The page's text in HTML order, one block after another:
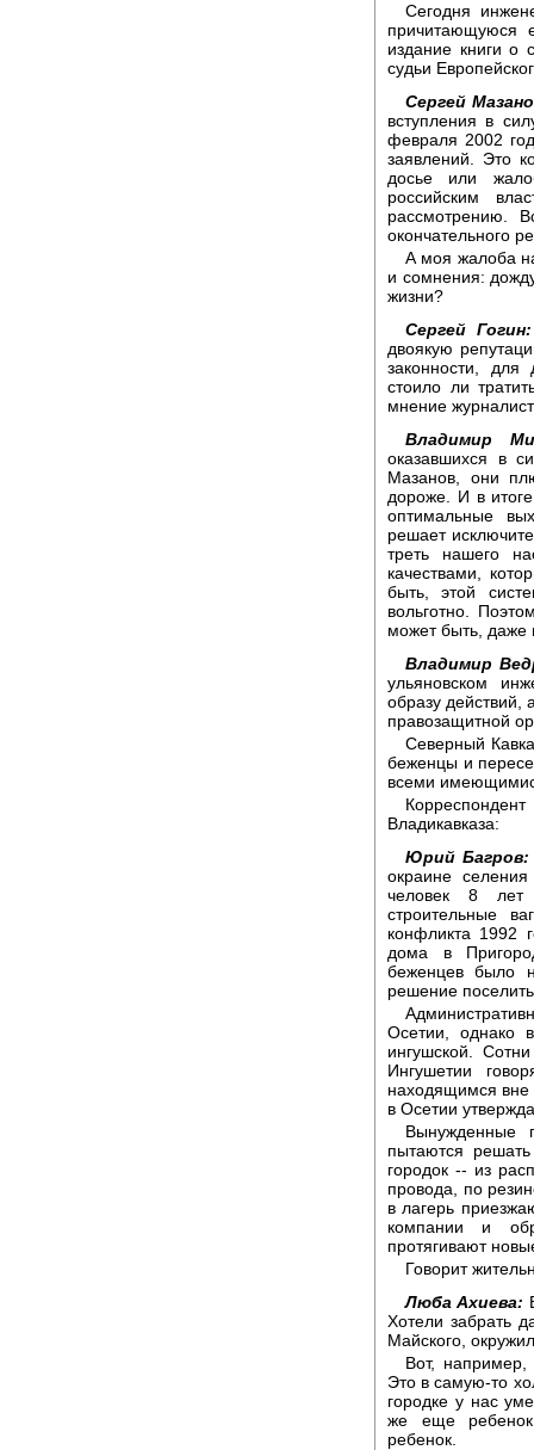
Сегодня
причитающуюся
издание книги о
судьи
Сергей
вступления в
февраля 2002
заявлений. Это
досье или
российским
рассмотрению.
окончательного
А моя жалоба
и сомнения:
жизни?
Сергей Гогин:
двоякую
законности,
стоило ли
мнение
Владимир
оказавшихся в
Мазанов, они
дороже. И в
оптимальные
решает
треть нашего
качествами,
быть, этой
вольготно.
может быть, даже
Владимир
ульяновском
образу
правозащитной
Северный
беженцы и
всеми
Владикавказа:
Юрий Багров:
окраине
человек 8 лет
строительные
конфликта 1992
дома в
беженцев было
решение
Осетии, однако
ингушской.
Ингушетии
находящимся вне
в Осетии
Вынужденные
пытаются
городок -- из
провода, по
в лагерь
компании и
протягивают
Говорит
Люба Ахиева:
Хотели забрать
Майского,
Вот,
Это в самую-то
городке у нас
же еще
ребенок.